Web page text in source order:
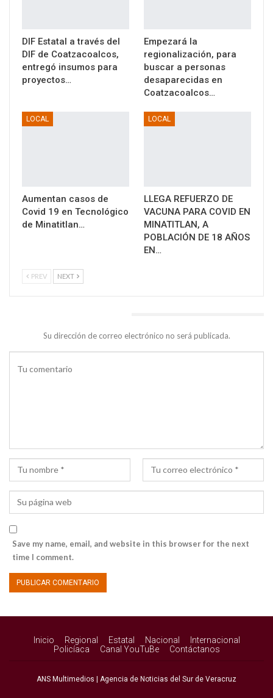
DIF Estatal a través del
DIF de Coatzacoalcos,
entregó insumos para
proyectos…
Empezará la
regionalización, para
buscar a personas
desaparecidas en
Coatzacoalcos…
LOCAL
Aumentan casos de
Covid 19 en Tecnológico
de Minatitlan…
LOCAL
LLEGA REFUERZO DE
VACUNA PARA COVID EN
MINATITLAN, A
POBLACIÓN DE 18 AÑOS
EN…
PREV NEXT
Su dirección de correo electrónico no será publicada.
Save my name, email, and website in this browser for the next
time I comment.
Inicio Regional Estatal Nacional
Internacional
Policíaca
Canal YouTuBe Contáctanos
ANS Multimedios | Agencia de Noticias del Sur de Veracruz